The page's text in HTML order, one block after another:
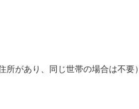
所があり、同じ世帯の場合は不要）